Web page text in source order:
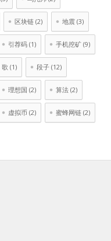
区块链 (2) 地震 (3)
引荐码 (1) 手机挖矿 (9)
歌 (1) 段子 (12)
理想国 (2) 算法 (2)
虚拟币 (2) 蜜蜂网链 (2)